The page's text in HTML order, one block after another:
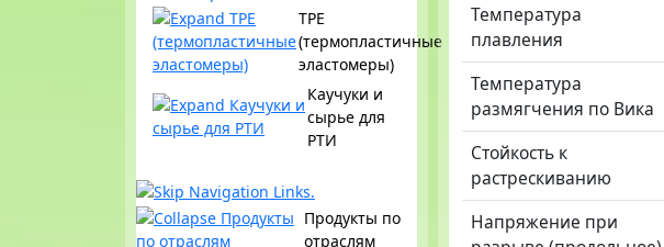
TPE
(термопластичные
эластомеры)
Каучуки и
сырье для
РТИ
Продукты по
отраслям
Температура
плавления
Температура
размягчения по Вика
Стойкость к
растрескиванию
Напряжение при